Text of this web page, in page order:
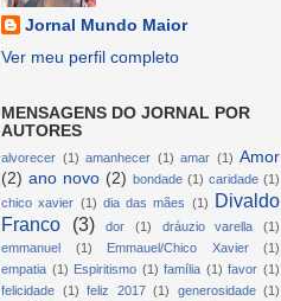
Jornal Mundo Maior
Ver meu perfil completo
MENSAGENS DO JORNAL POR
AUTORES
alvorecer (1) amanhecer (1) amar (1) Amor
(2) ano novo (2) bondade (1) caridade (1)
chico xavier (1) dia das mães (1) Divaldo
Franco
(3) dor (1) dráuzio varella
(1)
emmanuel
(1) Emmauel/Chico Xavier
(1)
empatia (1) Espiritismo (1) família (1) favor (1)
felicidade (1) feliz 2017 (1) generosidade (1)